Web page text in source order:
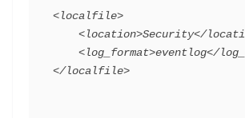
<localfile>
<location>Security</
<log_format>eventlog</
</localfile>